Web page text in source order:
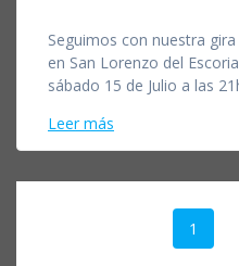
Seguimos con nuestra
en San Lorenzo del
sábado 15 de Julio a las
Leer más
Navegación
Página
1